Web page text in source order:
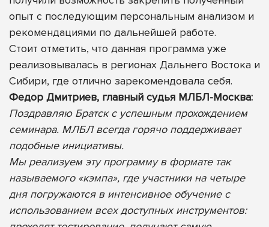
опыт с последующим персональным анализом и
рекомендациями по дальнейшей работе.
Стоит отметить, что данная программа уже
реализовывалась в регионах Дальнего Востока и
Сибири, где отлично зарекомендовала себя.
Федор Дмитриев, главный судья МЛБЛ-Москва:
Поздравляю Братск с успешным прохождением
семинара. МЛБЛ всегда горячо поддерживает
подобные инициативы.
Мы реализуем эту программу в формате так
называемого «кэмпа», где участники на четыре
дня погружаются в интенсивное обучение с
использованием всех доступных инструментов: